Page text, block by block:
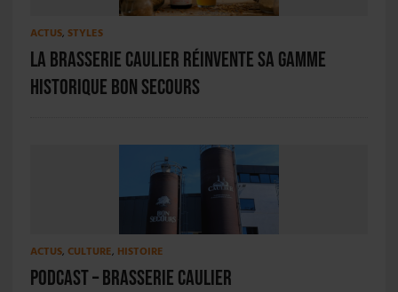
ACTUS, STYLES
La Brasserie Caulier réinvente sa gamme
historique Bon Secours
ACTUS, CULTURE, HISTOIRE
PODCAST – Brasserie Caulier